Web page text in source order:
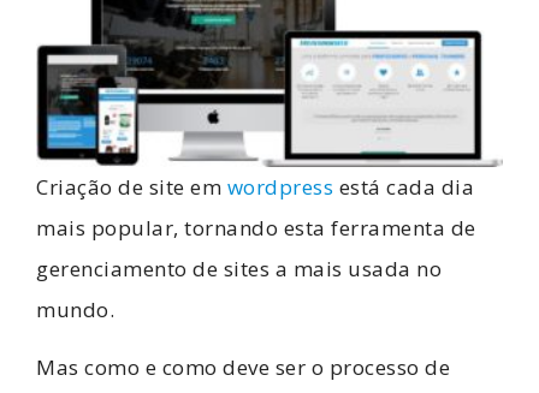
Criação de site em wordpress está cada dia
mais popular, tornando esta ferramenta de
gerenciamento de sites a mais usada no
mundo.
Mas como e como deve ser o processo de